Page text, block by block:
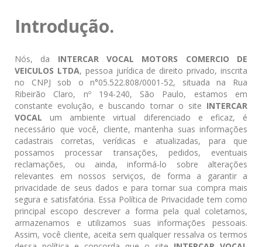
Introdução.
Nós, da INTERCAR VOCAL MOTORS COMERCIO DE
VEICULOS LTDA, pessoa jurídica de direito privado, inscrita
no CNPJ sob o n°05.522.808/0001-52, situada na Rua
Ribeirão Claro, nº 194-240, São Paulo, estamos em
constante evolução, e buscando tornar o site INTERCAR
VOCAL um ambiente virtual diferenciado e eficaz, é
necessário que você, cliente, mantenha suas informações
cadastrais corretas, verídicas e atualizadas, para que
possamos processar transações, pedidos, eventuais
reclamações, ou ainda, informá-lo sobre alterações
relevantes em nossos serviços, de forma a garantir a
privacidade de seus dados e para tornar sua compra mais
segura e satisfatória. Essa Política de Privacidade tem como
principal escopo descrever a forma pela qual coletamos,
armazenamos e utilizamos suas informações pessoais.
Assim, você cliente, aceita sem qualquer ressalva os termos